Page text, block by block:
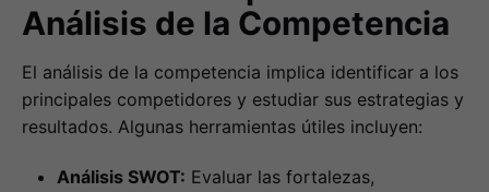
Análisis de la Competencia
El análisis de la competencia implica identificar a los
principales competidores y estudiar sus estrategias y
resultados. Algunas herramientas útiles incluyen:
Análisis SWOT: Evaluar las fortalezas,